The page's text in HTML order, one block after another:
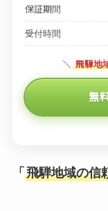
保証期間
受付時間
＼ 飛騨地
無
「 飛騨地域の信